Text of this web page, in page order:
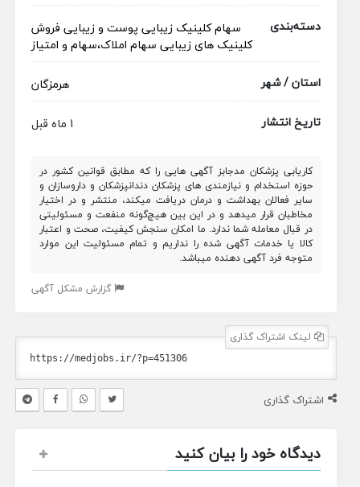
دسته‌بندی
سهام کلینیک زیبایی پوست و زیبایی فروش
کلینیک های زیبایی سهام املاک،سهام و امتیاز
استان / شهر
هرمزگان
تاریخ انتشار
1 ماه قبل
کاریابی پزشکان مدجابز آگهی هایی را که مطابق قوانین کشور در
حوزه استخدام و نیازمندی های پزشکان دندانپزشکان و داروسازان و
سایر فعالان بهداشت و درمان دریافت میکند، منتشر و در اختیار
مخاطبان قرار میدهد و در این بین هیچ‌گونه منفعت و مسئولیتی
در قبال معامله شما ندارد. ما امکان سنجش کیفیت، صحت و اعتبار
کالا یا خدمات آگهی شده را نداریم و تمام مسئولیت این موارد
متوجه فرد آگهی دهنده میباشد.
گزارش مشکل آگهی
لینک اشتراک گذاری
اشتراک گذاری
دیدگاه خود را بیان کنید